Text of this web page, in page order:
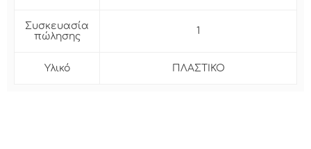
Συσκευασία
πώλησης
1
Υλικό ΠΛΑΣΤΙΚΟ